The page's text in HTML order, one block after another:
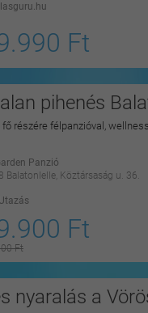
Ft
pihenés
fő részére félpanzióval,
Panzió
Balatonlelle, Köztársaság u. 36.
Ft
Ft
nyaralás a